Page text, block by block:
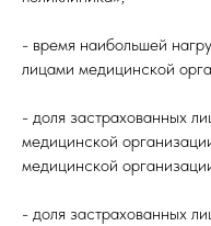
- время наибольшей
лицами медицинской
- доля застрахованных
медицинской
медицинской
- доля застрахованных